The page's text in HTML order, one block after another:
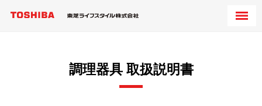
調理器具 取扱説明書